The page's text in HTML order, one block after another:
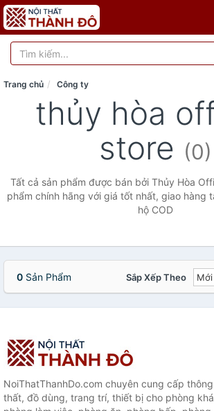
Trang chủ Công ty
thủy hòa
store (0)
Tất cả sản phẩm được bán bởi Thủy Hòa
phẩm chính hãng với giá tốt nhất, giao hàng
hộ COD
0 Sản Phẩm Sắp Xếp Theo
NoiThatThanhDo.com chuyên cung cấp
thất, đồ dùng, trang trí, thiết bị cho phòng